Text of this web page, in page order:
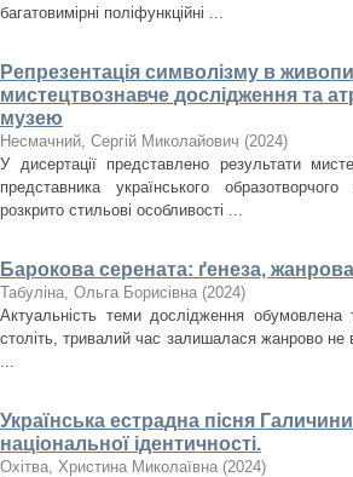
багатовимірні поліфункційні ...
Репрезентація символізму в
мистецтвознавче дослідження та
музею
Несмачний, Сергій Миколайович (2024)
У дисертації представлено результати
представника українського
розкрито стильові особливості ...
Барокова серената: ґенеза,
Табуліна, Ольга Борисівна (2024)
Актуальність теми дослідження
століть, тривалий час залишалася жанрово не
...
Українська естрадна пісня
національної ідентичності.
Охітва, Христина Миколаївна (2024)